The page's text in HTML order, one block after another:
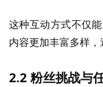
这种互动方式不仅
内容更加丰富多样，
2.2 粉丝挑战与